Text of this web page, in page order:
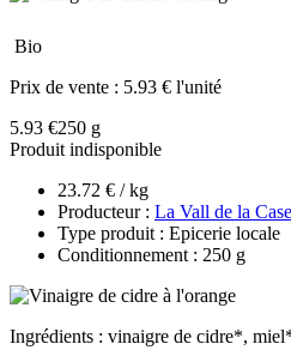
Bio
Prix de vente : 5.93 € l'unité
5.93 €250 g
Produit indisponible
23.72 € / kg
Producteur : La Vall de la
Type produit : Epicerie locale
Conditionnement : 250 g
Ingrédients : vinaigre de cidre*,